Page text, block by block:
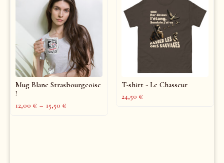
Mug Blanc Strasbourgeoise
!
12,00 € – 15,50 €
T-shirt - Le Chasseur
24,50 €